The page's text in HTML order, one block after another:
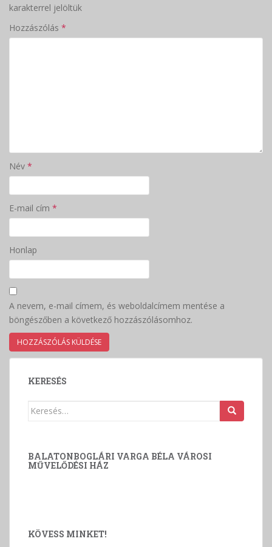
karakterrel jelöltük
Hozzászólás *
Név *
E-mail cím *
Honlap
A nevem, e-mail címem, és weboldalcímem mentése a
böngészőben a következő hozzászólásomhoz.
KERESÉS
Keresés:
BALATONBOGLÁRI VARGA BÉLA VÁROSI
MŰVELŐDÉSI HÁZ
KÖVESS MINKET!